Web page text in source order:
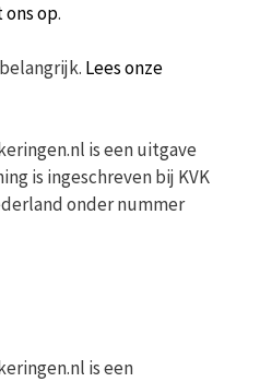
op.
Lees onze
is een uitgave
is ingeschreven bij KVK
onder nummer
is een